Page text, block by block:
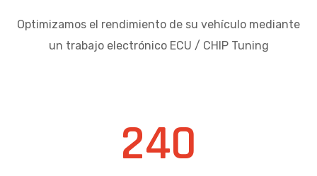
Optimizamos el rendimiento de su vehículo mediante
un trabajo electrónico ECU / CHIP Tuning
240